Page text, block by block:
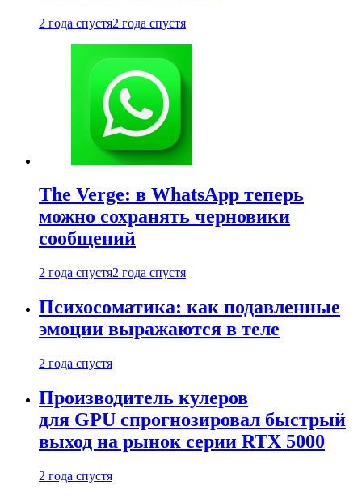
2 года спустя2 года спустя
The Verge: в WhatsApp теперь
можно сохранять черновики
сообщений
2 года спустя2 года спустя
Психосоматика: как подавленные
эмоции выражаются в теле
2 года спустя
Производитель кулеров
для GPU спрогнозировал быстрый
выход на рынок серии RTX 5000
2 года спустя